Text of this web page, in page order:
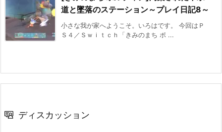
道と墜落のステーション～プレイ日記8～
小さな我が家へようこそ。いろはです。 今回はＰ
Ｓ４／Ｓｗｉｔｃｈ「きみのまち ポ ...
ディスカッション